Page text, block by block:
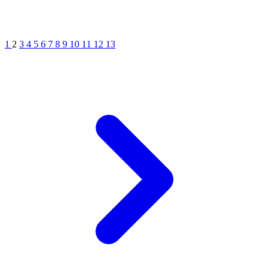
1 2 3 4 5 6 7 8 9 10 11 12 13